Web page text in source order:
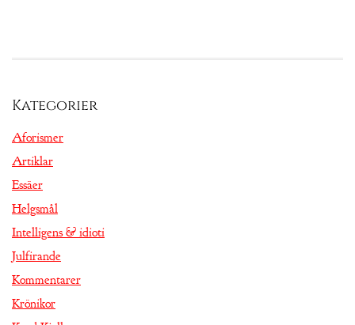
Kategorier
Aforismer
Artiklar
Essäer
Helgsmål
Intelligens & idioti
Julfirande
Kommentarer
Krönikor